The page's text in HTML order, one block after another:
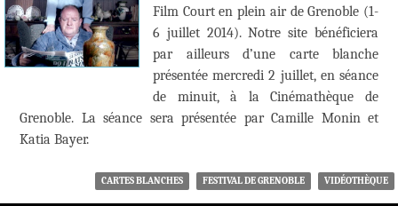
Film Court en plein air de Grenoble (1-
6 juillet 2014). Notre site bénéficiera
par ailleurs d’une carte blanche
présentée mercredi 2 juillet, en séance
de minuit, à la Cinémathèque de
Grenoble. La séance sera présentée par Camille Monin et
Katia Bayer.
CARTES BLANCHES FESTIVAL DE GRENOBLE VIDÉOTHÈQUE